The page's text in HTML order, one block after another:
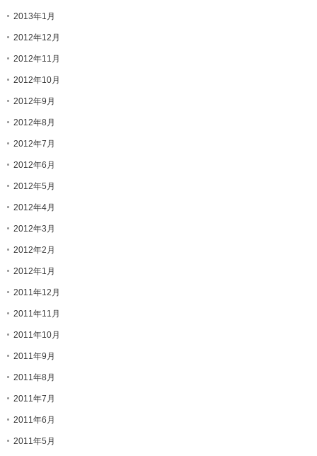
2013年1月
2012年12月
2012年11月
2012年10月
2012年9月
2012年8月
2012年7月
2012年6月
2012年5月
2012年4月
2012年3月
2012年2月
2012年1月
2011年12月
2011年11月
2011年10月
2011年9月
2011年8月
2011年7月
2011年6月
2011年5月